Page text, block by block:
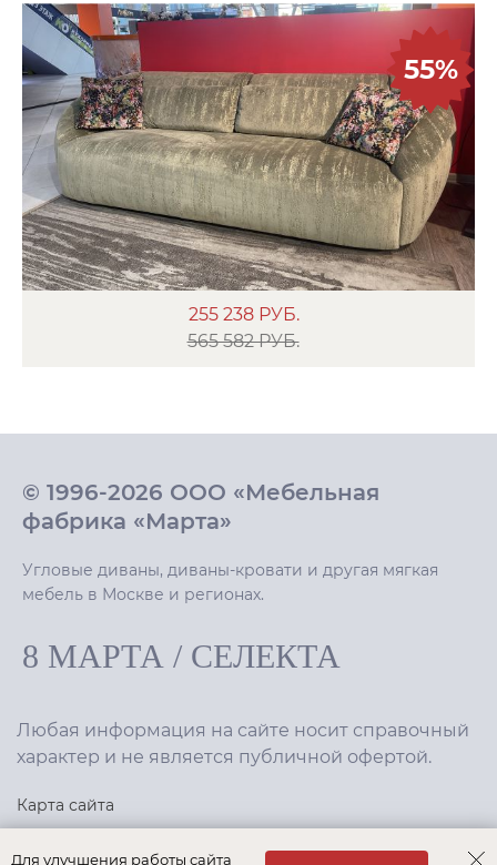
255 238 РУБ.
565 582 РУБ.
55%
© 1996-2026 ООО «Мебельная
фабрика «Марта»
Угловые диваны, диваны-кровати и другая мягкая
мебель в Москве и регионах.
8 МАРТА / СЕЛЕКТА
Любая информация на сайте носит справочный
характер и не является публичной офертой.
Карта сайта
Политика конфиденциальности
Для улучшения работы сайта